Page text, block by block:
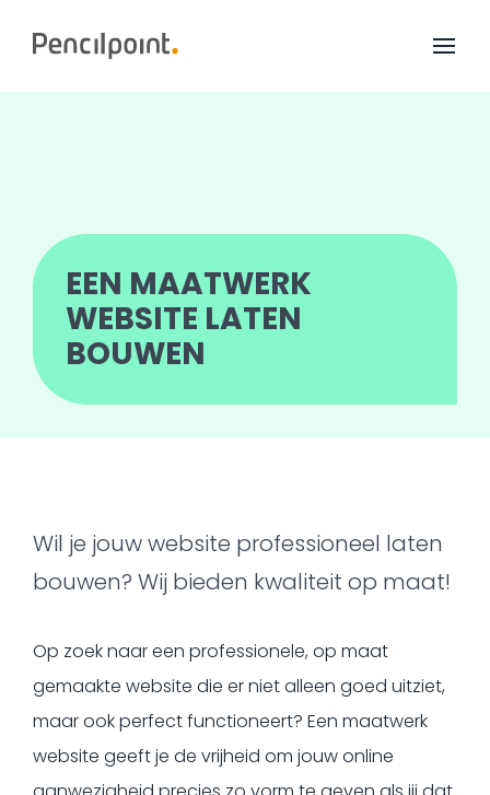
Home
Over ons
EEN MAATWERK
WEBSITE LATEN
BOUWEN
Wil je jouw website professioneel laten
bouwen? Wij bieden kwaliteit op maat!
Op zoek naar een professionele, op maat
gemaakte website die er niet alleen goed uitziet,
maar ook perfect functioneert? Een maatwerk
website geeft je de vrijheid om jouw online